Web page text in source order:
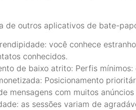
de outros aplicativos de bate-
você conhece
conhecidos.
de baixo atrito: Perfis
Posicionamento
mensagens com muitos
as sessões variam de